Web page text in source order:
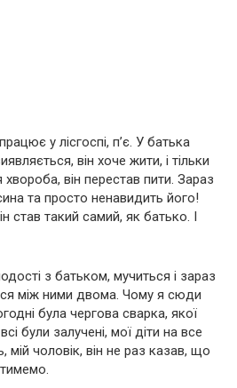
у лісгоспі, п’є. У батька
він хоче жити, і тільки
хвороба, він перестав пити. Зараз
та просто ненавидить його!
став такий самий, як батько. І
з батьком, мучиться і зараз
між ними двома. Чому я сюди
була чергова сварка, якої
були залучені, мої діти на все
мій чоловік, він не раз казав, що